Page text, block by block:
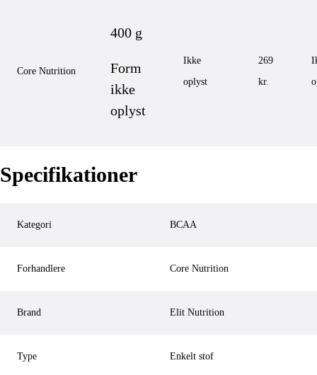
Core Nutrition
400 g
Form
ikke
oplyst
Ikke
oplyst
269
kr.
Specifikationer
Kategori BCAA
Forhandlere Core Nutrition
Brand Elit Nutrition
Type Enkelt stof